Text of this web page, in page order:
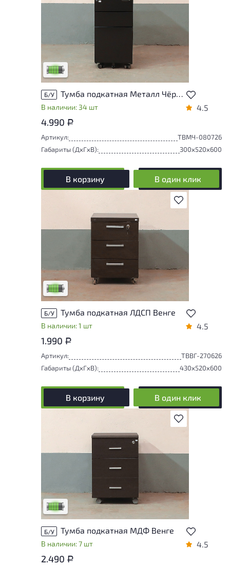
следы эксплуатации, не влияющие на
удобство его использования
Низкая степень износа
Б/У
В наличии: 34 шт 4.5
4.990 Р
Артикул:
ТВМЧ-080726
Габариты (ДxГxВ):
300x520x600
В корзину В один клик
В избранное
следы эксплуатации, не влияющие на
удобство его использования
Низкая степень износа
Б/У Тумба подкатная ЛДСП Венге
В наличии: 1 шт 4.5
1.990 Р
Артикул:
ТВВГ-270626
Габариты (ДxГxВ):
430x520x600
В корзину В один клик
В избранное
удобство его использования
Низкая степень износа
Б/У Тумба подкатная МДФ Венге
В наличии: 7 шт 4.5
2.490 Р